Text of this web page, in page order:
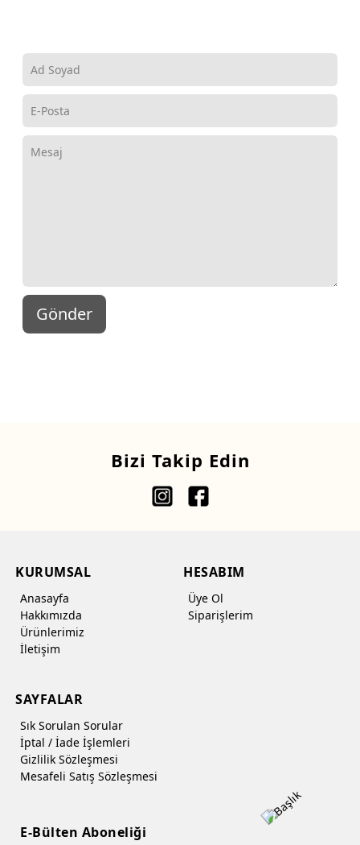
Gönder
Bizi Takip Edin
KURUMSAL
Anasayfa
Hakkımızda
Ürünlerimiz
İletişim
HESABIM
Üye Ol
Siparişlerim
SAYFALAR
Sık Sorulan Sorular
İptal / İade İşlemleri
Gizlilik Sözleşmesi
Mesafeli Satış Sözleşmesi
E-Bülten Aboneliği